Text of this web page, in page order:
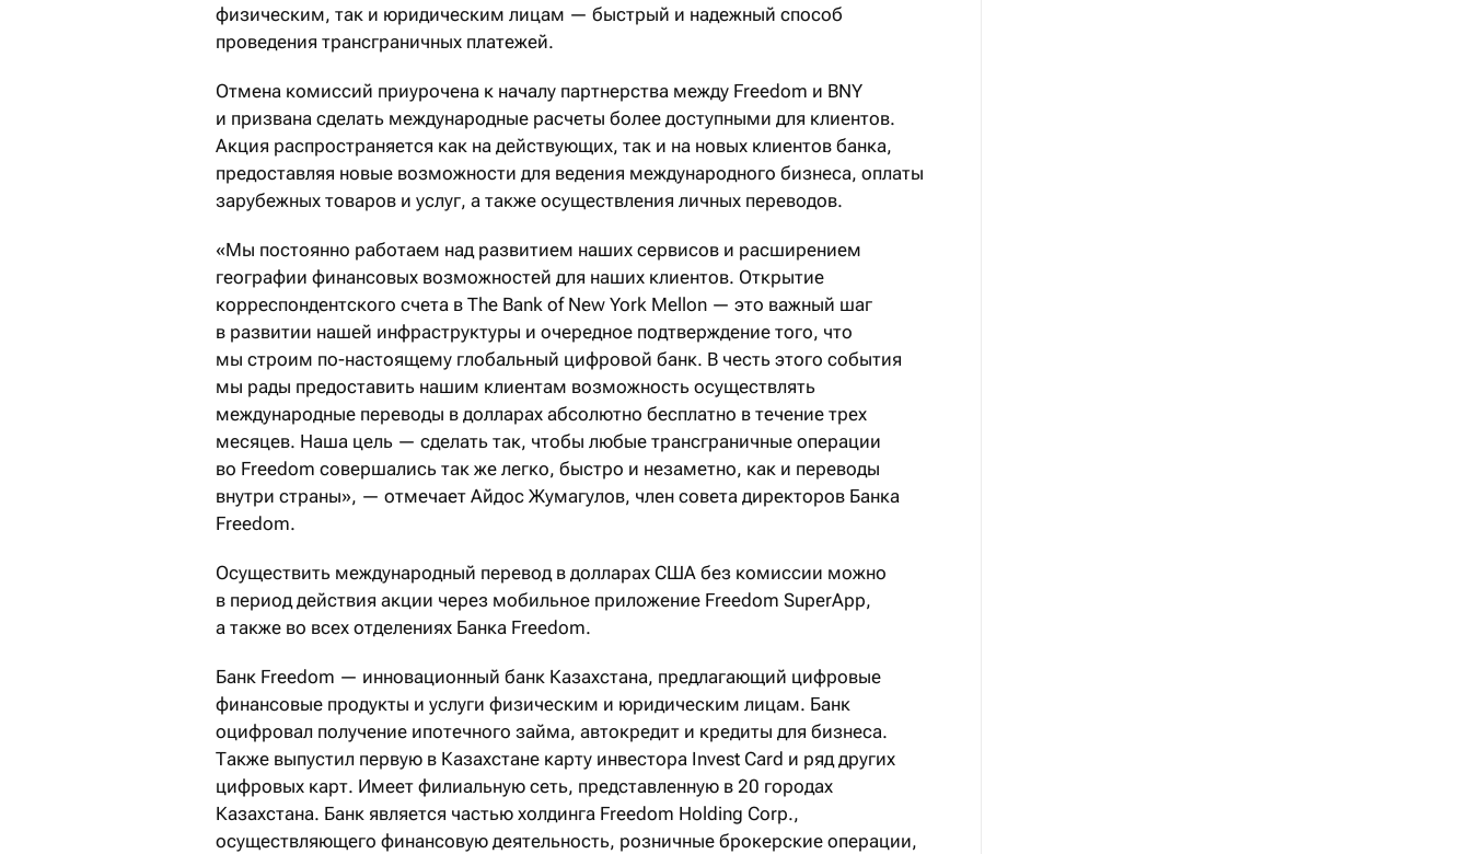
физическим, так и юридическим лицам — быстрый и надежный способ
проведения трансграничных платежей.
Отмена комиссий приурочена к началу партнерства между Freedom и BNY
и призвана сделать международные расчеты более доступными для клиентов.
Акция распространяется как на действующих, так и на новых клиентов банка,
предоставляя новые возможности для ведения международного бизнеса, оплаты
зарубежных товаров и услуг, а также осуществления личных переводов.
«Мы постоянно работаем над развитием наших сервисов и расширением
географии финансовых возможностей для наших клиентов. Открытие
корреспондентского счета в The Bank of New York Mellon — это важный шаг
в развитии нашей инфраструктуры и очередное подтверждение того, что
мы строим по-настоящему глобальный цифровой банк. В честь этого события
мы рады предоставить нашим клиентам возможность осуществлять
международные переводы в долларах абсолютно бесплатно в течение трех
месяцев. Наша цель — сделать так, чтобы любые трансграничные операции
во Freedom совершались так же легко, быстро и незаметно, как и переводы
внутри страны», — отмечает Айдос Жумагулов, член совета директоров Банка
Freedom.
Осуществить международный перевод в долларах США без комиссии можно
в период действия акции через мобильное приложение Freedom SuperApp,
а также во всех отделениях Банка Freedom.
Банк Freedom — инновационный банк Казахстана, предлагающий цифровые
финансовые продукты и услуги физическим и юридическим лицам. Банк
оцифровал получение ипотечного займа, автокредит и кредиты для бизнеса.
Также выпустил первую в Казахстане карту инвестора Invest Card и ряд других
цифровых карт. Имеет филиальную сеть, представленную в 20 городах
Казахстана. Банк является частью холдинга Freedom Holding Corp.,
осуществляющего финансовую деятельность, розничные брокерские операции,